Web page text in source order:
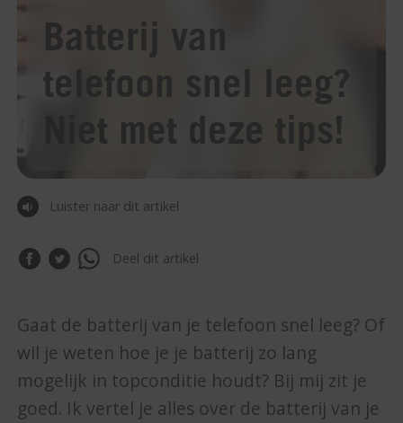
Batterij van
telefoon snel leeg?
Niet met deze tips!
Luister naar dit artikel
Deel dit artikel
Gaat de batterij van je telefoon snel leeg? Of
wil je weten hoe je je batterij zo lang
mogelijk in topconditie houdt? Bij mij zit je
goed. Ik vertel je alles over de batterij van je